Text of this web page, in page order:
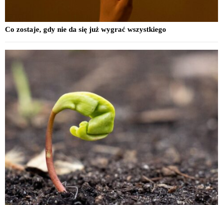
Co zostaje, gdy nie da się już wygrać wszystkiego